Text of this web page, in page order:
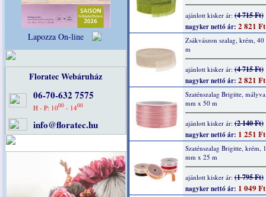
Lapozza On-line
Floratec Webáruház
06-70-632 7575
H - P: 1000 - 1400
info@floratec.hu
ajánlott kisker ár:(4 715 Ft)
nagyker nettó ár: 2 821 Ft
Zsákvászon szalag, krém,
m
ajánlott kisker ár:(4 715 Ft)
nagyker nettó ár: 2 821 Ft
Szaténszalag Brigitte,
mm x 50 m
ajánlott kisker ár:(2 140 Ft)
nagyker nettó ár: 1 251 Ft
Szaténszalag Brigitte, krém,
mm x 25 m
ajánlott kisker ár:(1 795 Ft)
nagyker nettó ár: 1 049 Ft